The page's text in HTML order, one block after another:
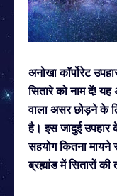
अनोखा कॉर्पोरेट
सितारे को नाम दें!
वाला असर छोड़ने के
है। इस जादुई उपहार
सहयोग कितना
ब्रह्मांड में सितारों